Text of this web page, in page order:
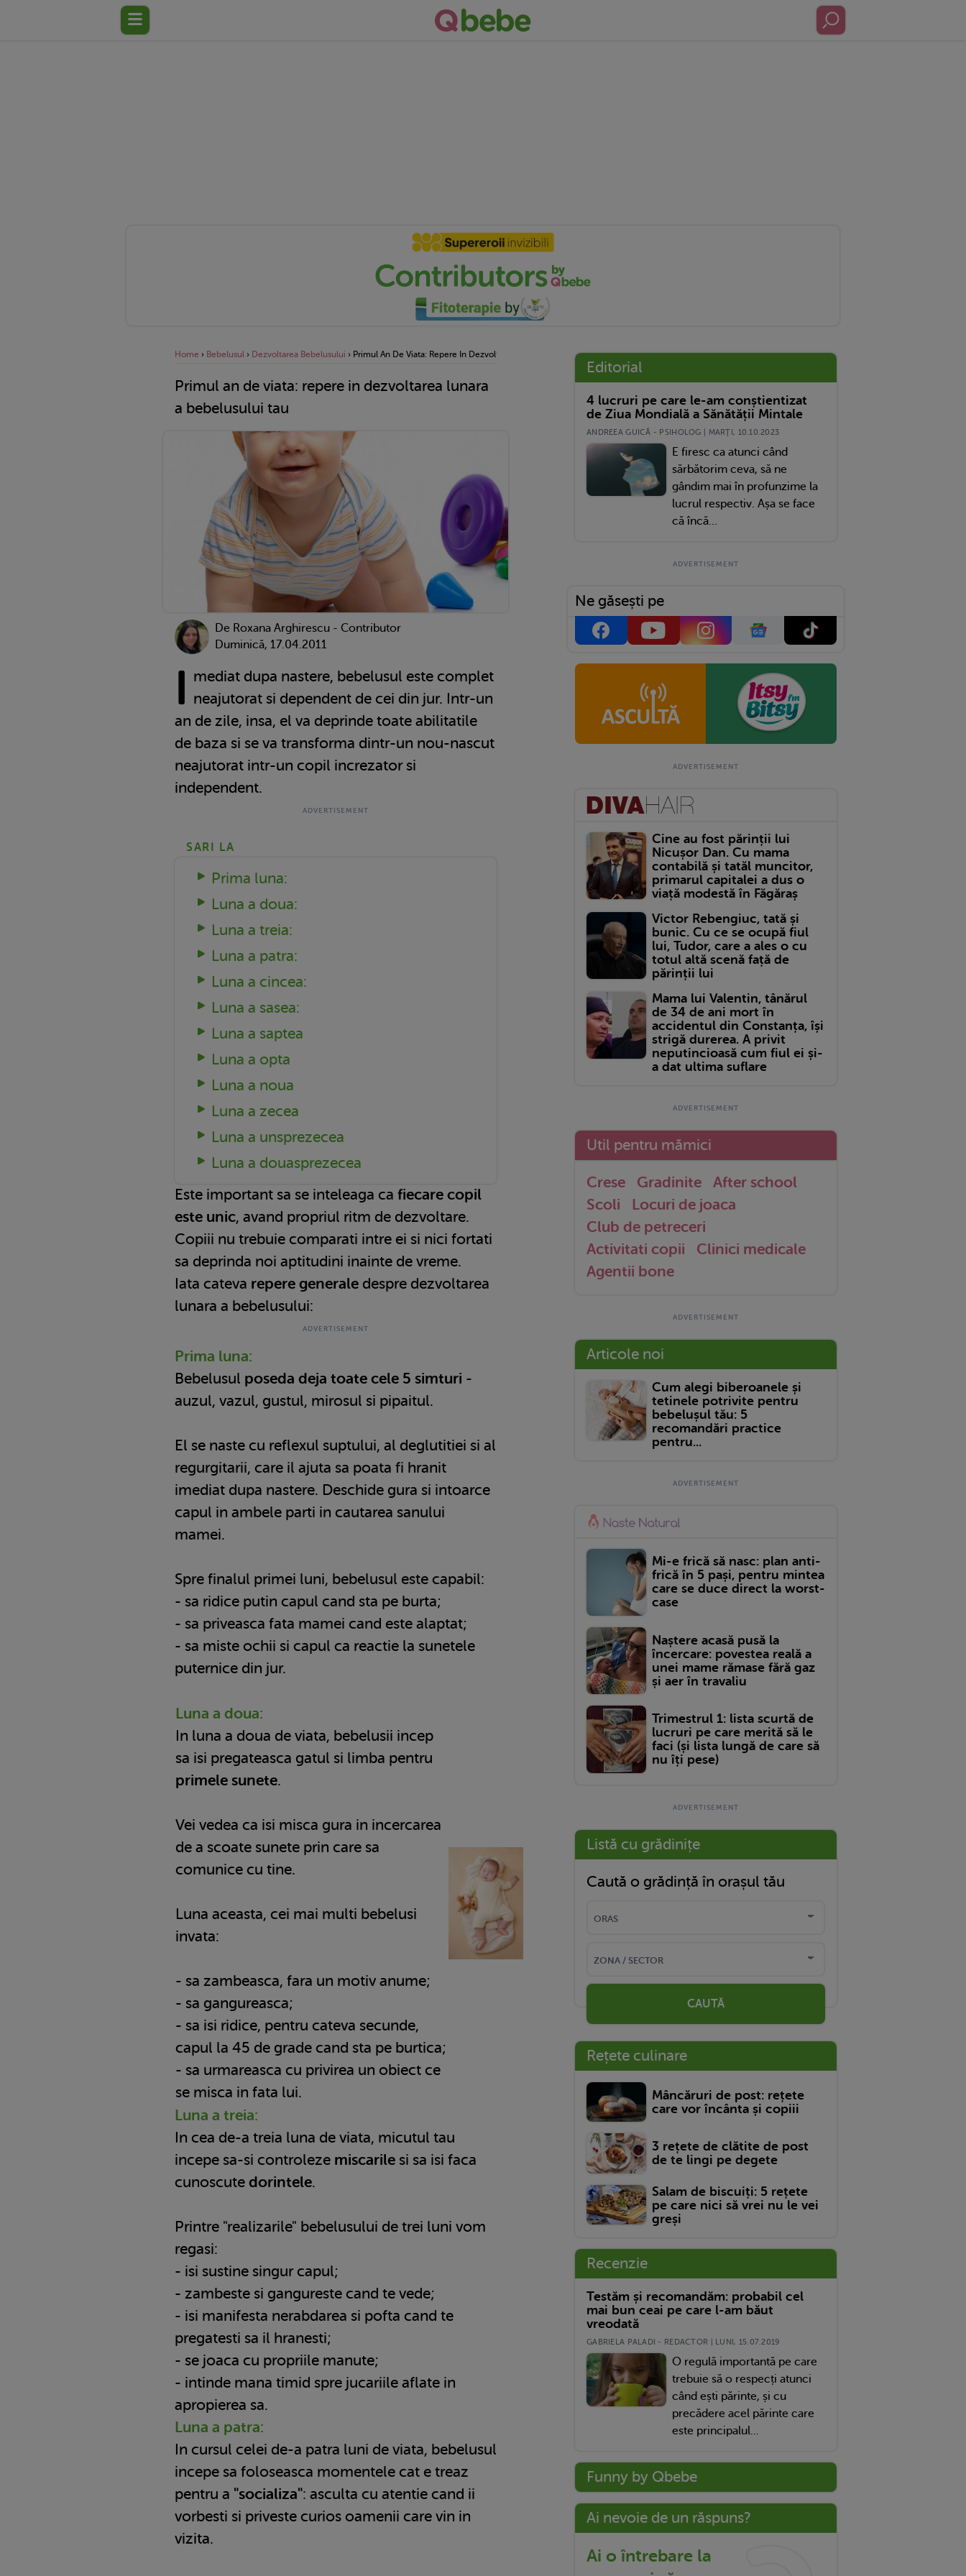
Home › Bebelusul › Dezvoltarea Bebelusului › Primul An De Viata: Repere In Dezvoltarea Lunara A Bebelusului Tau
Primul an de viata: repere in dezvoltarea lunara
a bebelusului tau
De Roxana Arghirescu - Contributor
Duminică, 17.04.2011
I mediat dupa nastere, bebelusul este complet
neajutorat si dependent de cei din jur. Intr-un
an de zile, insa, el va deprinde toate abilitatile
de baza si se va transforma dintr-un nou-nascut
neajutorat intr-un copil increzator si
independent.
SARI LA
Prima luna:
Luna a doua:
Luna a treia:
Luna a patra:
Luna a cincea:
Luna a sasea:
Luna a saptea
Luna a opta
Luna a noua
Luna a zecea
Luna a unsprezecea
Luna a douasprezecea
Este important sa se inteleaga ca fiecare copil
este unic, avand propriul ritm de dezvoltare.
Copiii nu trebuie comparati intre ei si nici fortati
sa deprinda noi aptitudini inainte de vreme.
Iata cateva repere generale despre dezvoltarea
lunara a bebelusului:
Prima luna:
Bebelusul poseda deja toate cele 5 simturi -
auzul, vazul, gustul, mirosul si pipaitul.
El se naste cu reflexul suptului, al deglutitiei si al
regurgitarii, care il ajuta sa poata fi hranit
imediat dupa nastere. Deschide gura si intoarce
capul in ambele parti in cautarea sanului
mamei.
Spre finalul primei luni, bebelusul este capabil:
- sa ridice putin capul cand sta pe burta;
- sa priveasca fata mamei cand este alaptat;
- sa miste ochii si capul ca reactie la sunetele
puternice din jur.
Luna a doua:
In luna a doua de viata, bebelusii incep
sa isi pregateasca gatul si limba pentru
primele sunete.
Vei vedea ca isi misca gura in incercarea
de a scoate sunete prin care sa
comunice cu tine.
Luna aceasta, cei mai multi bebelusi
invata:
- sa zambeasca, fara un motiv anume;
- sa gangureasca;
- sa isi ridice, pentru cateva secunde,
capul la 45 de grade cand sta pe burtica;
- sa urmareasca cu privirea un obiect ce
se misca in fata lui.
Luna a treia:
In cea de-a treia luna de viata, micutul tau
incepe sa-si controleze miscarile si sa isi faca
cunoscute dorintele.
Printre "realizarile" bebelusului de trei luni vom
regasi:
- isi sustine singur capul;
- zambeste si gangureste cand te vede;
- isi manifesta nerabdarea si pofta cand te
pregatesti sa il hranesti;
- se joaca cu propriile manute;
- intinde mana timid spre jucariile aflate in
apropierea sa.
Luna a patra:
In cursul celei de-a patra luni de viata, bebelusul
incepe sa foloseasca momentele cat e treaz
pentru a "socializa": asculta cu atentie cand ii
vorbesti si priveste curios oamenii care vin in
vizita.
Editorial
4 lucruri pe care le-am conștientizat
de Ziua Mondială a Sănătății Mintale
ANDREEA GUICĂ - PSIHOLOG | MARŢI, 10.10.2023
E firesc ca atunci când
sărbătorim ceva, să ne
gândim mai în profunzime la
lucrul respectiv. Așa se face
că încă...
Ne găsești pe
Cine au fost părinții lui
Nicușor Dan. Cu mama
contabilă și tatăl muncitor,
primarul capitalei a dus o
viață modestă în Făgăraș
Victor Rebengiuc, tată și
bunic. Cu ce se ocupă fiul
lui, Tudor, care a ales o cu
totul altă scenă față de
părinții lui
Mama lui Valentin, tânărul
de 34 de ani mort în
accidentul din Constanța, își
strigă durerea. A privit
neputincioasă cum fiul ei și-
a dat ultima suflare
Util pentru mămici
Crese Gradinite
After school
Scoli
Locuri de joaca
Club de petreceri
Activitati copii
Clinici medicale
Agentii bone
Articole noi
Cum alegi biberoanele și
tetinele potrivite pentru
bebelușul tău: 5
recomandări practice
pentru...
Mi-e frică să nasc: plan anti-
frică în 5 pași, pentru mintea
care se duce direct la worst-
case
Naștere acasă pusă la
încercare: povestea reală a
unei mame rămase fără gaz
și aer în travaliu
Trimestrul 1: lista scurtă de
lucruri pe care merită să le
faci (și lista lungă de care să
nu îți pese)
Listă cu grădinițe
Caută o grădință în orașul tău
CAUTĂ
Rețete culinare
Mâncăruri de post: rețete
care vor încânta și copiii
3 rețete de clătite de post
de te lingi pe degete
Salam de biscuiți: 5 rețete
pe care nici să vrei nu le vei
greși
Recenzie
Testăm și recomandăm: probabil cel
mai bun ceai pe care l-am băut
vreodată
GABRIELA PALADI - REDACTOR | LUNI, 15.07.2019
O regulă importantă pe care
trebuie să o respecți atunci
când ești părinte, și cu
precădere acel părinte care
este principalul...
Funny by Qbebe
Ai nevoie de un răspuns?
Ai o întrebare la